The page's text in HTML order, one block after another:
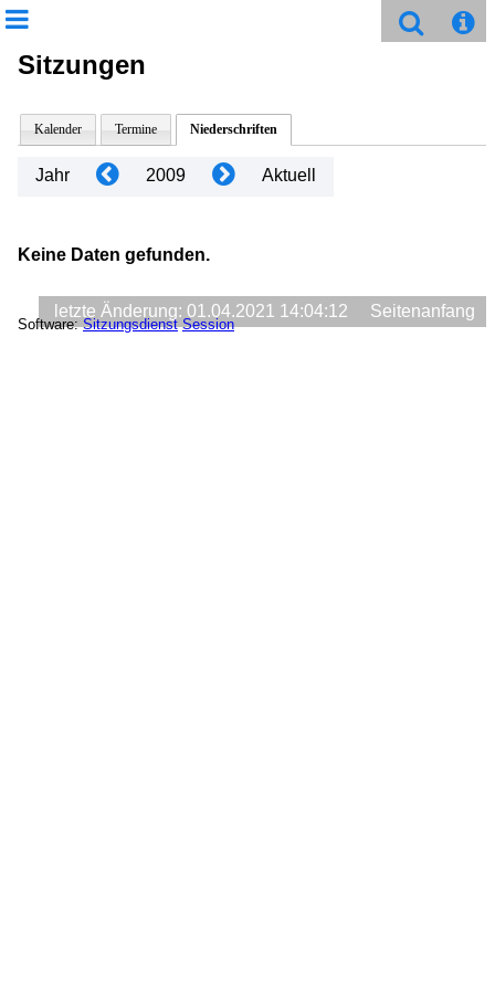
Sitzungen
Kalender Termine Niederschriften
Jahr 2009 Aktuell
Keine Daten gefunden.
letzte Änderung: 01.04.2021 14:04:12 Seitenanfang
Software:Sitzungsdienst Session